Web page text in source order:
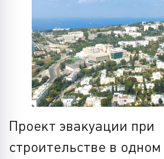
Проект эвакуации при
строительстве в